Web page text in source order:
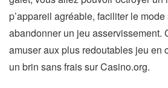
p’appareil agréable, faciliter le
abandonner un jeu asservissement.
amuser aux plus redoutables jeu en
un brin sans frais sur Casino.org.